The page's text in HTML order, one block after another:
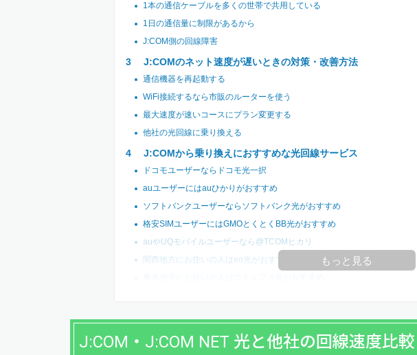
1本の通信ケーブルを多くの世帯で共用している
1日の通信量に制限があるから
J:COM側の回線障害
J:COMのネット速度が遅いときの対策・改善方法
通信機器を再起動する
WiFi接続するなら市販のルーターを使う
最大速度が速いコースにプラン変更する
他社の光回線に乗り換える
J:COMから乗り換えにおすすめな光回線サービス
ドコモユーザーならドコモ光一択
auユーザーにはauひかりがおすすめ
ソフトバンクユーザーならソフトバンク光がおすすめ
格安SIMユーザーにはGMOとくとくBB光がおすすめ
auやUQモバイルユーザーなら@TCOMヒカリ
関西地方にお住いの人はeo光がおすすめ
もっと見る
J:COM・J:COM NET 光と他社の回線速度比較